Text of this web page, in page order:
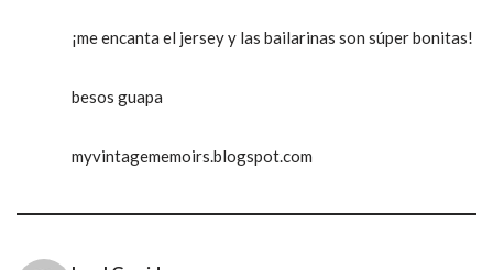
¡me encanta el jersey y las bailarinas son súper bonitas!
besos guapa
myvintagememoirs.blogspot.com